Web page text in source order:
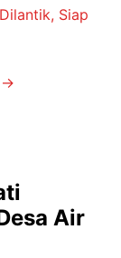
Siap
→
Air